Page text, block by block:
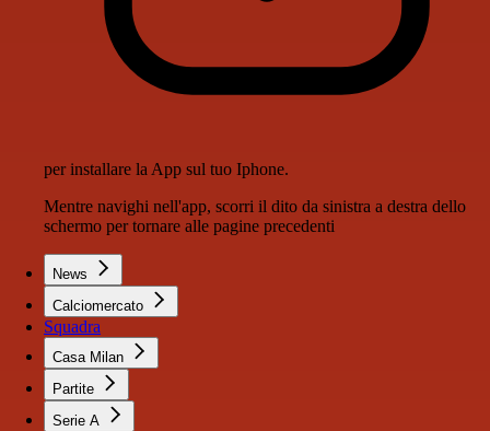
per installare la App sul tuo Iphone.
Mentre navighi nell'app, scorri il dito da sinistra a destra dello
schermo per tornare alle pagine precedenti
News
Calciomercato
Squadra
Casa Milan
Partite
Serie A